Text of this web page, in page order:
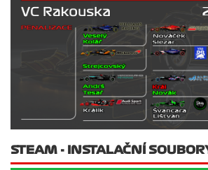
STEAM - INSTALAČNÍ